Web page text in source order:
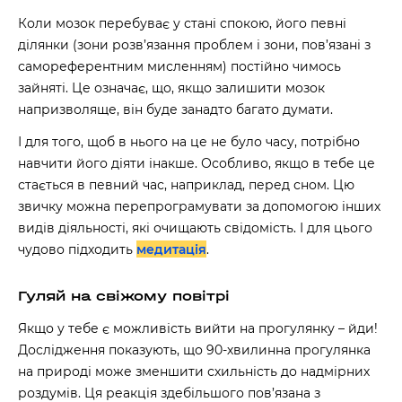
Коли мозок перебуває у стані спокою, його певні
ділянки (зони розв’язання проблем і зони, пов’язані з
самореферентним мисленням) постійно чимось
зайняті. Це означає, що, якщо залишити мозок
напризволяще, він буде занадто багато думати.
І для того, щоб в нього на це не було часу, потрібно
навчити його діяти інакше. Особливо, якщо в тебе це
стається в певний час, наприклад, перед сном. Цю
звичку можна перепрограмувати за допомогою інших
видів діяльності, які очищають свідомість. І для цього
чудово підходить медитація.
Гуляй на свіжому повітрі
Якщо у тебе є можливість вийти на прогулянку – йди!
Дослідження показують, що 90-хвилинна прогулянка
на природі може зменшити схильність до надмірних
роздумів. Ця реакція здебільшого пов’язана з